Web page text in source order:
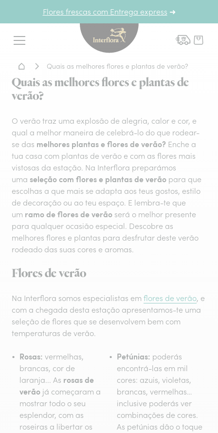
Flores frescas com Entrega express ➜
Menu
Interflora - entrega de
Home - Entrega de flores
Quais as melhores flores e plantas de verão?
Quais as melhores flores e plantas de
verão?
O verão traz uma explosão de alegria, calor e cor, e
qual a melhor maneira de celebrá-lo do que rodear-
se das melhores plantas e flores de verão? Enche a
tua casa com plantas de verão e com as flores mais
vistosas da estação. Na Interflora preparámos
uma seleção com flores e plantas de verão para que
escolhas a que mais se adapta aos teus gostos, estilo
de decoração ou ao teu espaço. E lembra-te que
um ramo de flores de verão será o melhor presente
para qualquer ocasião especial. Descobre as
melhores flores e plantas para desfrutar deste verão
rodeado das suas cores e aromas.
Flores de verão
Na Interflora somos especialistas em flores de verão, e
com a chegada desta estação apresentamos-te uma
seleção de flores que se desenvolvem bem com
temperaturas de verão.
Rosas: vermelhas,
brancas, cor de
laranja... As rosas de
verão já começaram a
mostrar todo o seu
esplendor, com as
roseiras a libertar os
Petúnias: poderás
encontrá-las em mil
cores: azuis, violetas,
brancas, vermelhas…
inclusive poderás ver
combinações de cores.
As petúnias dão o toque